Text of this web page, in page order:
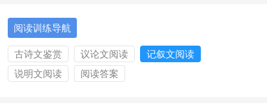
阅读训练导航
古诗文鉴赏 议论文阅读
记叙文阅读
说明文阅读
阅读答案